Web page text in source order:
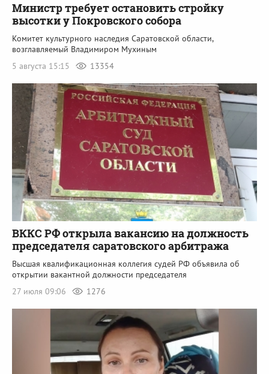
Министр требует остановить стройку
высотки у Покровского собора
Комитет культурного наследия Саратовской области,
возглавляемый Владимиром Мухиным
5 августа 15:15
13354
ВККС РФ открыла вакансию на должность
председателя саратовского арбитража
Высшая квалификационная коллегия судей РФ объявила об
открытии вакантной должности председателя
27 июля 09:06
1276